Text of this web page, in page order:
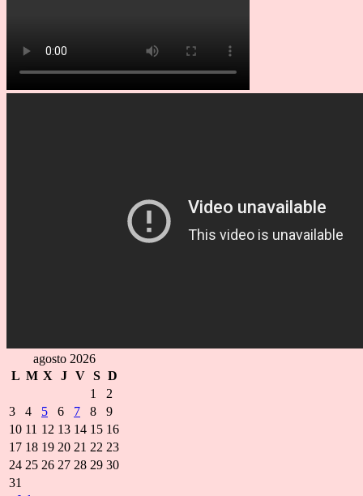
agosto 2026
L M X J V S D
1
2
3
4 5 6 7 8
9
10 11 12 13 14 15 16
17 18 19 20 21 22 23
24 25 26 27 28 29 30
31